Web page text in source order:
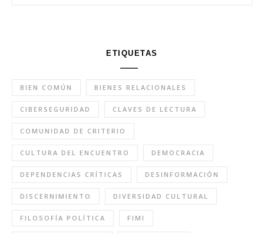
ETIQUETAS
BIEN COMÚN BIENES RELACIONALES
CIBERSEGURIDAD CLAVES DE LECTURA
COMUNIDAD DE CRITERIO
CULTURA DEL ENCUENTRO DEMOCRACIA
DEPENDENCIAS CRÍTICAS DESINFORMACIÓN
DISCERNIMIENTO DIVERSIDAD CULTURAL
FILOSOFÍA POLÍTICA FIMI